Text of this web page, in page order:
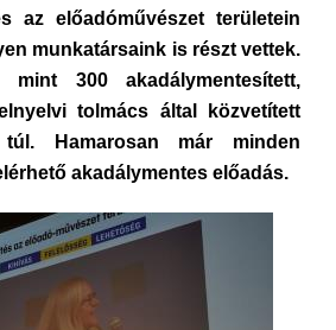
az előadóművészet területein
munkatársaink is részt vettek.
300 akadálymentesített,
tolmács által közvetített
Hamarosan már minden
akadálymentes előadás.